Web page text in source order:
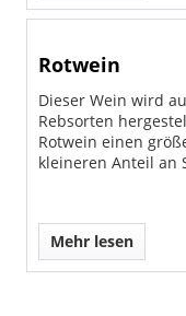
Rotwein
Dieser Wein wird
Rebsorten
Rotwein einen
kleineren Anteil an
Mehr lesen